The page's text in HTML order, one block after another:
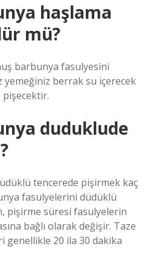
haşlama
mü?
barbunya fasulyesini
berrak su içerecek
pişecektir.
duduklude
tencerede pişirmek kaç
fasulyelerini düdüklü
pişirme süresi fasulyelerin
bağlı olarak değişir. Taze
genellikle 20 ila 30 dakika